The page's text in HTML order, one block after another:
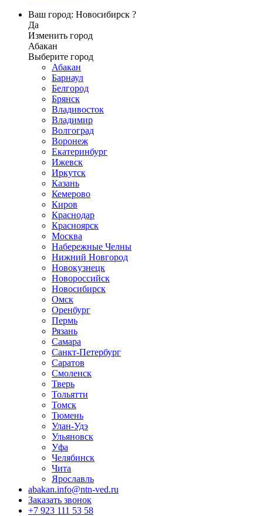
Ваш город: Новосибирск ?
Да
Изменить город
Абакан
Выберите город
Абакан
Барнаул
Белгород
Брянск
Владивосток
Владимир
Волгоград
Воронеж
Екатеринбург
Ижевск
Иркутск
Казань
Кемерово
Киров
Краснодар
Красноярск
Москва
Набережные Челны
Нижний Новгород
Новокузнецк
Новороссийск
Новосибирск
Омск
Оренбург
Пермь
Рязань
Самара
Санкт-Петербург
Саратов
Смоленск
Тверь
Тольятти
Томск
Тюмень
Улан-Удэ
Ульяновск
Уфа
Челябинск
Чита
Ярославль
abakan.info@ntn-ved.ru
Заказать звонок
+7 923 111 53 58